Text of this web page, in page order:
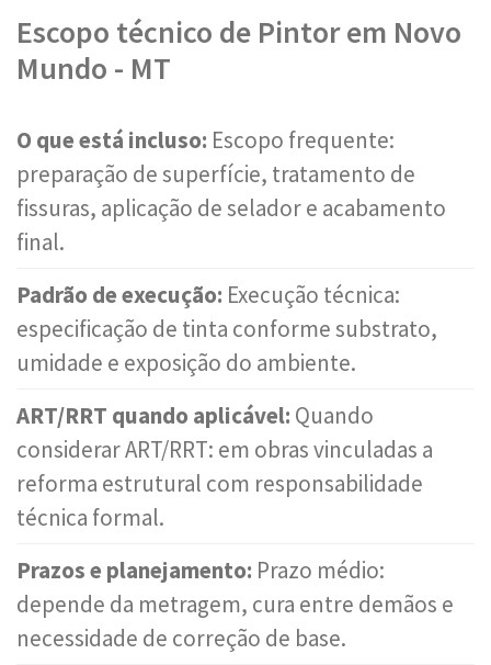
Escopo técnico de Pintor em Novo
Mundo - MT
O que está incluso: Escopo frequente:
preparação de superfície, tratamento de
fissuras, aplicação de selador e acabamento
final.
Padrão de execução: Execução técnica:
especificação de tinta conforme substrato,
umidade e exposição do ambiente.
ART/RRT quando aplicável: Quando
considerar ART/RRT: em obras vinculadas a
reforma estrutural com responsabilidade
técnica formal.
Prazos e planejamento: Prazo médio:
depende da metragem, cura entre demãos e
necessidade de correção de base.